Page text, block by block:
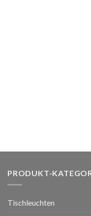
PRODUKT-
Tischleuchten